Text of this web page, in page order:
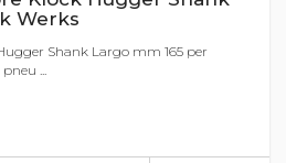
Werks
Shank Largo mm 165 per
...